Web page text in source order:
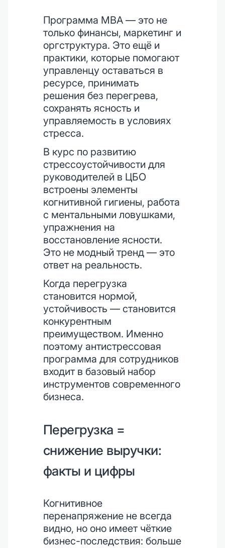
Программа MBA — это не
только финансы, маркетинг и
оргструктура. Это ещё и
практики, которые помогают
управленцу оставаться в
ресурсе, принимать
решения без перегрева,
сохранять ясность и
управляемость в условиях
стресса.
В курс по развитию
стрессоустойчивости для
руководителей в ЦБО
встроены элементы
когнитивной гигиены, работа
с ментальными ловушками,
упражнения на
восстановление ясности.
Это не модный тренд — это
ответ на реальность.
Когда перегрузка
становится нормой,
устойчивость — становится
конкурентным
преимуществом. Именно
поэтому антистрессовая
программа для сотрудников
входит в базовый набор
инструментов современного
бизнеса.
Перегрузка =
снижение выручки:
факты и цифры
Когнитивное
перенапряжение не всегда
видно, но оно имеет чёткие
бизнес-последствия: больше